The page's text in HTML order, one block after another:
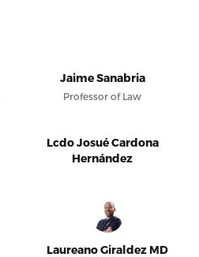
Jaime Sanabria
Professor of Law
Lcdo Josué Cardona
Hernández
Laureano Giraldez MD